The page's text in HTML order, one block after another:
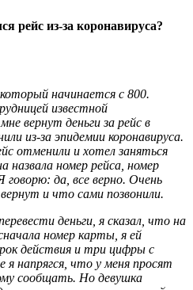
рейс из-за коронавируса?
начинается с 800.
известной
вернут деньги за рейс в
из-за эпидемии коронавируса.
отменили и хотел заняться
назвала номер рейса, номер
говорю: да, все верно. Очень
и что сами позвонили.
деньги, я сказал, что на
номер карты, я ей
действия и три цифры с
напрягся, что у меня просят
сообщать. Но девушка